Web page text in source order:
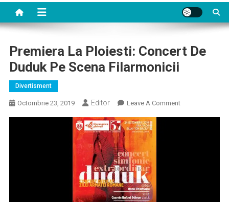
Premiera La Ploiesti: Concert De
Duduk Pe Scena Filarmonicii
Divertisment
Octombrie 23, 2019 Editor Leave A CommentOn